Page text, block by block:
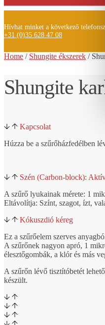
Hívhat minket a következő
+31 (0)35 628 47 08
Home / Shungite ékszerek /
Shungite
Kapcsolat
Húzza be a szűrőházfedélben
Szén (Carbon-block):
A szűrő lyukainak mérete: 1
Eltávolítja: Színt, szagot, ízt,
Kókuszdió kéreg
Ez a szűrőelem szerves
A szűrőnek nagyon apró, 1
élesztőgombák, a klór és más
A szűrőn lévő tisztítóbetét
készült.